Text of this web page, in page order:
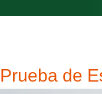
Prueba de